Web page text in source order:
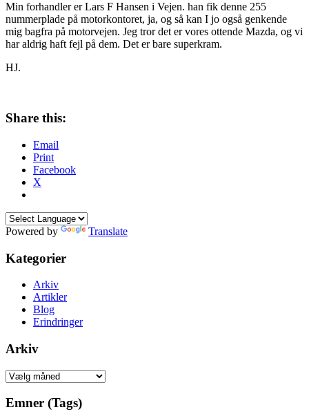
Min forhandler er Lars F Hansen i Vejen. han fik denne 255
nummerplade på motorkontoret, ja, og så kan I jo også genkende
mig bagfra på motorvejen. Jeg tror det er vores ottende Mazda, og vi
har aldrig haft fejl på dem. Det er bare superkram.
HJ.
Share this:
Email
Print
Facebook
X
Powered by Translate
Kategorier
Arkiv
Artikler
Blog
Erindringer
Arkiv
Arkiv
Emner (Tags)